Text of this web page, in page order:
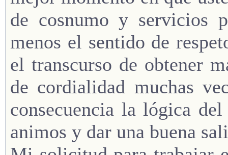
de cosnumo y servicios
menos el sentido de
el transcurso de obtener
de cordialidad muchas
consecuencia la lógica
animos y dar una buena